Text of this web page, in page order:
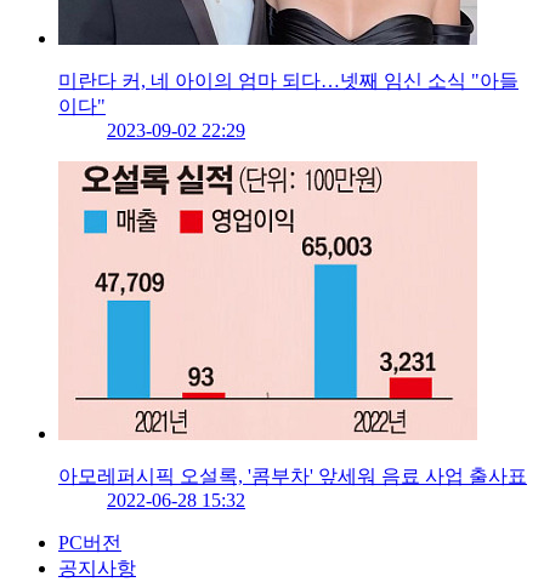
미란다 커, 네 아이의 엄마 되다…넷째 임신 소식 "아들
이다"
2023-09-02 22:29
아모레퍼시픽 오설록, '콤부차' 앞세워 음료 사업 출사표
2022-06-28 15:32
PC버전
공지사항